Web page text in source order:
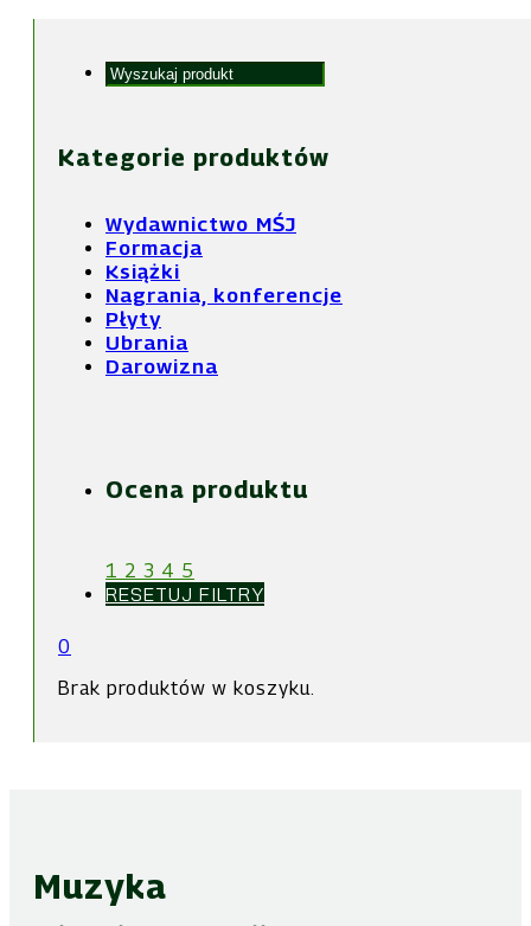
Szukaj...
Kategorie produktów
Wydawnictwo MŚJ
Formacja
Książki
Nagrania, konferencje
Płyty
Ubrania
Darowizna
Ocena produktu
1 2 3 4 5
RESETUJ FILTRY
0
Brak produktów w koszyku.
Muzyka